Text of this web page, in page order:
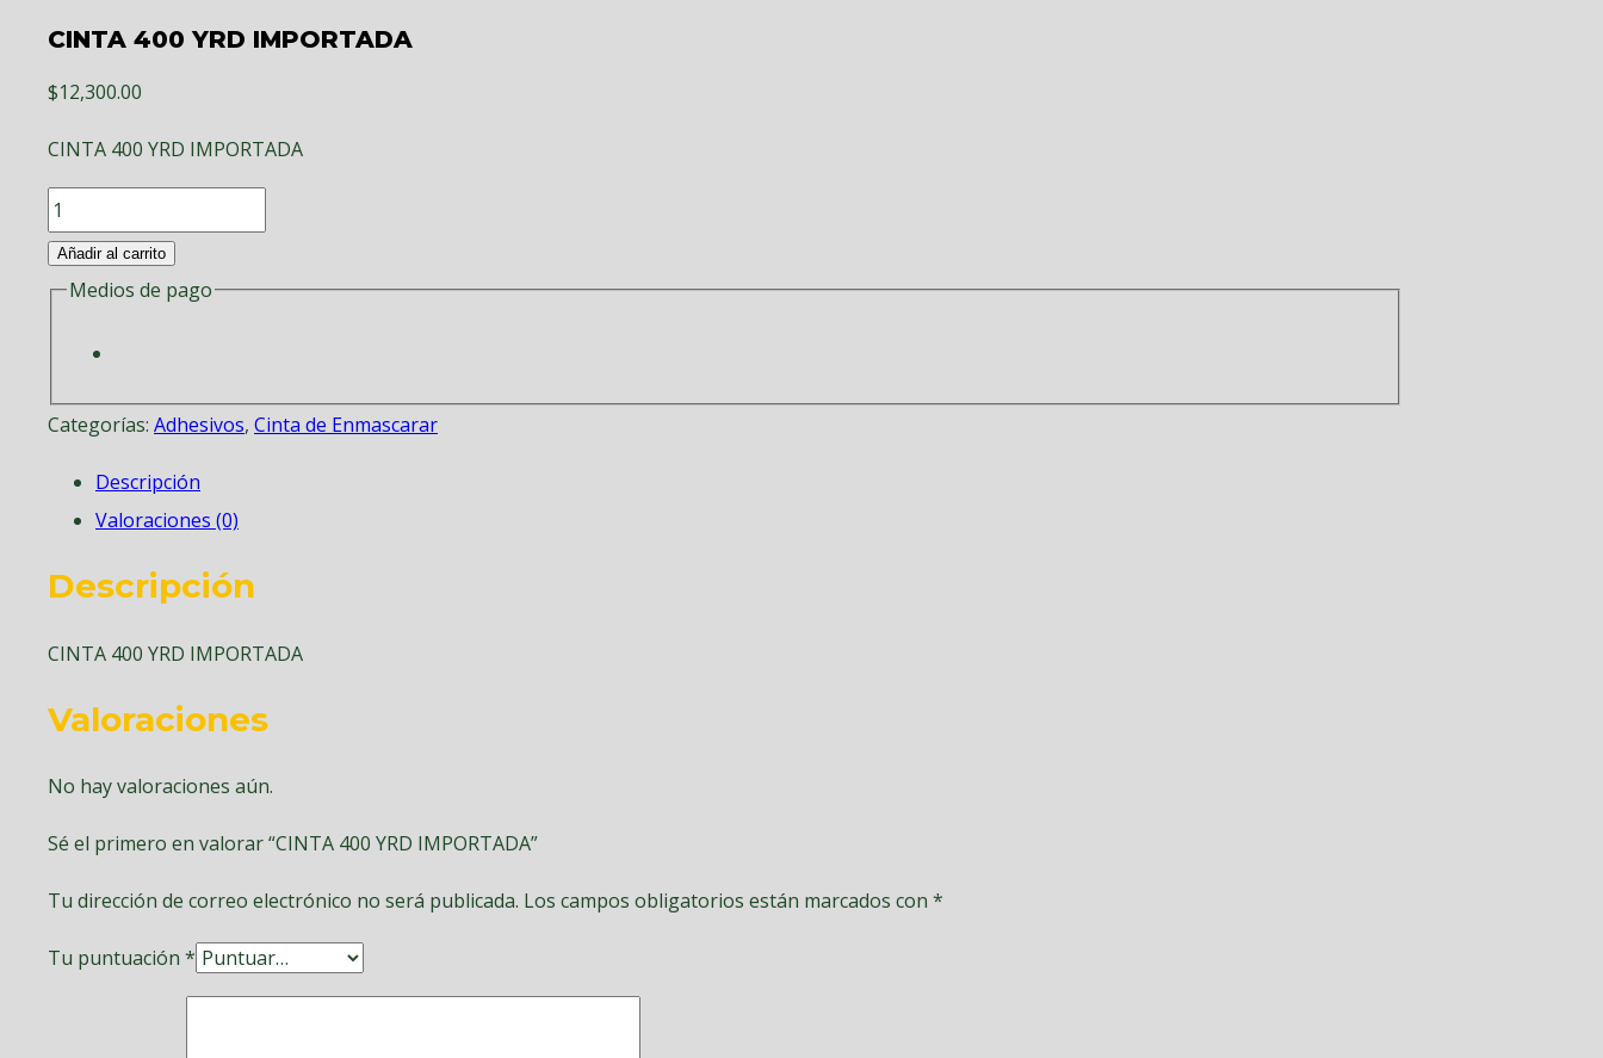
CINTA 400 YRD IMPORTADA
$12,300.00
CINTA 400 YRD IMPORTADA
CINTA
400
YRD
cantidad
Añadir al carrito
Medios de pago
Categorías: Adhesivos, Cinta de Enmascarar
Descripción
Valoraciones (0)
Descripción
CINTA 400 YRD IMPORTADA
Valoraciones
No hay valoraciones aún.
Sé el primero en valorar “CINTA 400 YRD IMPORTADA”
Tu dirección de correo electrónico no será publicada. Los campos obligatorios están marcados con *
Tu puntuación *